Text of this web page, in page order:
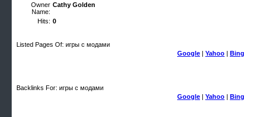
Owner
Name:
Cathy Golden
Hits: 0
Listed Pages Of: игры с модами
Google | Yahoo | Bing
Backlinks For: игры с модами
Google | Yahoo | Bing